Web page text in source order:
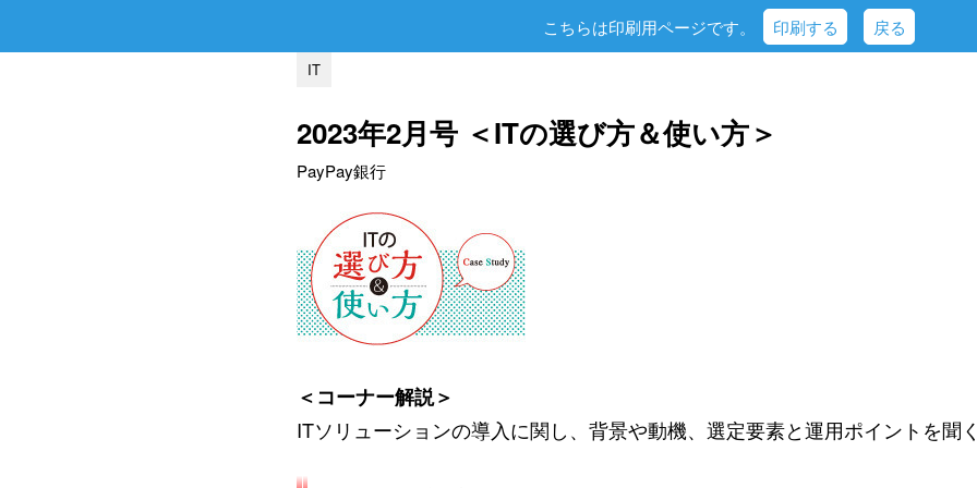
こちらは印刷用ページです。 印刷する 戻る
IT
2023年2月号 ＜ITの選び方＆使い方＞
PayPay銀行
＜コーナー解説＞
ITソリューションの導入に関し、背景や動機、選定要素と運用ポイントを聞